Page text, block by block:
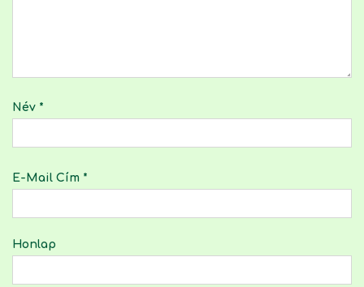
Név *
E-Mail Cím *
Honlap